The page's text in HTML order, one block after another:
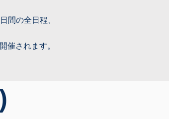
間の全日程、
されます。